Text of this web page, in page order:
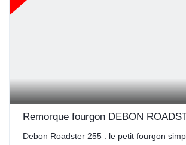
Remorque fourgon DEBON
Debon Roadster 255 : le petit fourgon